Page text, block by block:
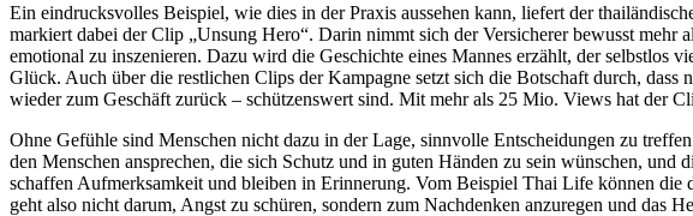
Ein eindrucksvolles Beispiel, wie dies in der Praxis aussehen kann, liefert der
markiert dabei der Clip „Unsung Hero“. Darin nimmt sich der Versicherer bewusst
emotional zu inszenieren. Dazu wird die Geschichte eines Mannes erzählt, der
Glück. Auch über die restlichen Clips der Kampagne setzt sich die Botschaft durch,
wieder zum Geschäft zurück – schützenswert sind. Mit mehr als 25 Mio. Views hat der
Ohne Gefühle sind Menschen nicht dazu in der Lage, sinnvolle Entscheidungen zu
den Menschen ansprechen, die sich Schutz und in guten Händen zu sein wünschen,
schaffen Aufmerksamkeit und bleiben in Erinnerung. Vom Beispiel Thai Life können
geht also nicht darum, Angst zu schüren, sondern zum Nachdenken anzuregen und